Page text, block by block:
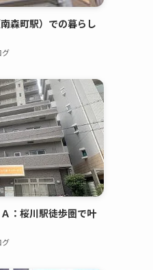
森町駅）での暮らし
グ
：桜川駅徒歩圏で叶
グ